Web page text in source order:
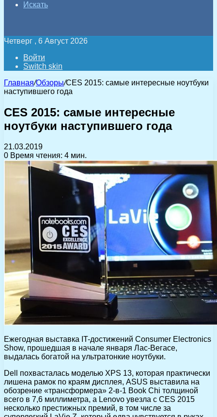
Искать
Четверг , 6 Август 2026
Войти
Switch skin
Главная/Обзоры/CES 2015: самые интересные ноутбуки
наступившего года
CES 2015: самые интересные
ноутбуки наступившего года
21.03.2019
0 Время чтения: 4 мин.
Ежегодная выставка IT-достижений Consumer Electronics
Show, прошедшая в начале января Лас-Вегасе,
выдалась богатой на ультратонкие ноутбуки.
Dell похвасталась моделью XPS 13, которая практически
лишена рамок по краям дисплея, ASUS выставила на
обозрение «трансформера» 2-в-1 Book Chi толщиной
всего в 7,6 миллиметра, а Lenovo увезла с CES 2015
несколько престижных премий, в том числе за